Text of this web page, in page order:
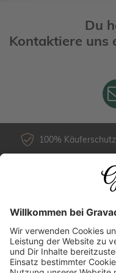
Du
Kontaktiere uns
100% Käuferschutz
Über uns
Versandarten